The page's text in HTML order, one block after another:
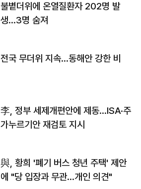
불볕더위에 온열질환자 202명 발
생…3명 숨져
전국 무더위 지속…동해안 강한 비
李, 정부 세제개편안에 제동…ISA·주
가누르기안 재검토 지시
與, 황희 '폐기 버스 청년 주택' 제안
에 "당 입장과 무관…개인 의견"